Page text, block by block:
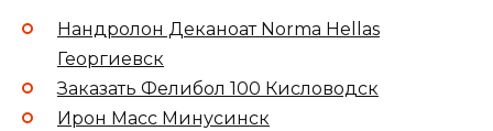
Нандролон Деканоат Norma Hellas
Георгиевск
Заказать Фелибол 100 Кисловодск
Ирон Масс Минусинск